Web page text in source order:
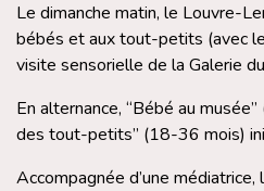
Le dimanche matin, le Louvre-
bébés et aux tout-petits (avec
visite sensorielle de la Galerie
En alternance, “Bébé au
des tout-petits” (18-36 mois)
Accompagnée d’une